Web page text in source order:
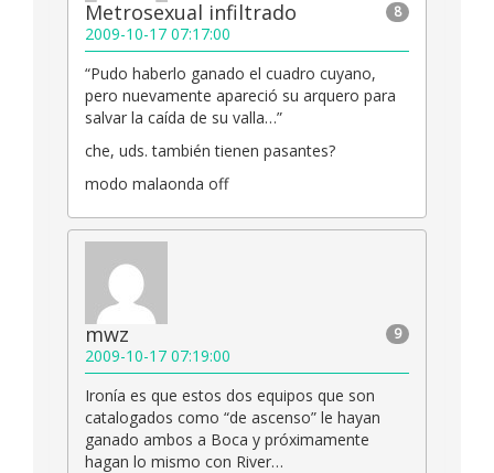
8
Metrosexual infiltrado
2009-10-17 07:17:00
“Pudo haberlo ganado el cuadro cuyano,
pero nuevamente apareció su arquero para
salvar la caída de su valla…”
che, uds. también tienen pasantes?
modo malaonda off
9
mwz
2009-10-17 07:19:00
Ironía es que estos dos equipos que son
catalogados como “de ascenso” le hayan
ganado ambos a Boca y próximamente
hagan lo mismo con River…